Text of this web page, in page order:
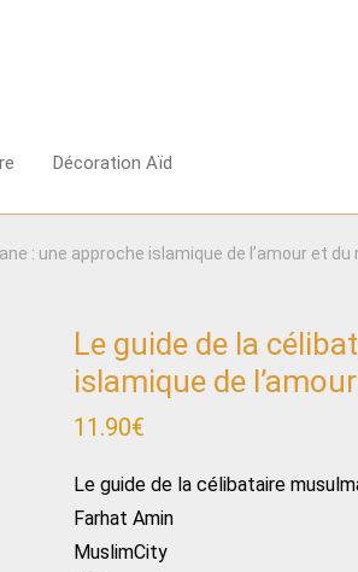
Décoration Aïd
: une approche islamique de l’amour et du
Le guide de la
islamique de
11.90€
Le guide de la célibataire
Farhat Amin
MuslimCity